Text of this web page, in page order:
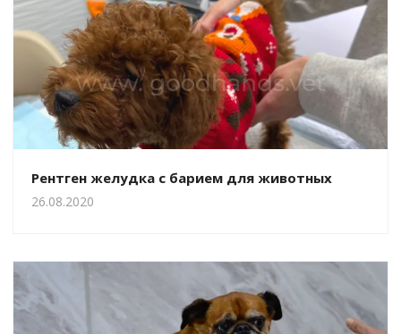
Рентген желудка с барием для животных
26.08.2020